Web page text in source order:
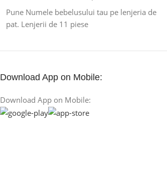
Pune Numele bebelusului tau pe lenjeria de
pat. Lenjerii de 11 piese
Download App on Mobile:
Download App on Mobile: